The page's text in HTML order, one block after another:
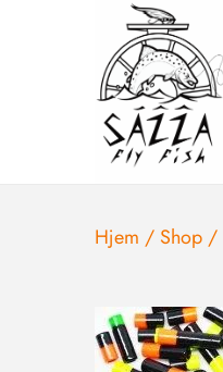
Hjem / Shop /